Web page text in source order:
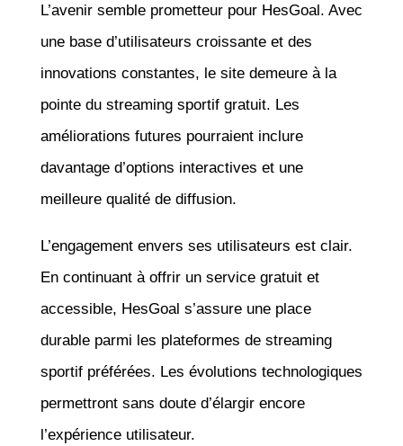
L’avenir semble prometteur pour HesGoal. Avec
une base d’utilisateurs croissante et des
innovations constantes, le site demeure à la
pointe du streaming sportif gratuit. Les
améliorations futures pourraient inclure
davantage d’options interactives et une
meilleure qualité de diffusion.
L’engagement envers ses utilisateurs est clair.
En continuant à offrir un service gratuit et
accessible, HesGoal s’assure une place
durable parmi les plateformes de streaming
sportif préférées. Les évolutions technologiques
permettront sans doute d’élargir encore
l’expérience utilisateur.